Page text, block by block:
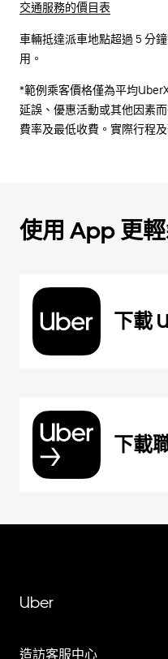
交通服務的價目表
車輛抵達派車地點超過 5 分
用。
*範例乘客價格僅為平均
延誤、優惠活動或其他因素
費率及最低收費。實際行程
使用 App 更
下載
下載
Uber
造訪客服中心